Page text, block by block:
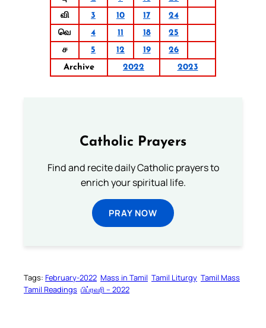
வி
3 10 17
24
வெ
4 11 18
25
ச
5 12 19
26
Archive
2022 2023
Catholic Prayers
Find and recite daily Catholic prayers to
enrich your spiritual life.
PRAY NOW
Tags: February-2022 Mass in Tamil Tamil Liturgy Tamil Mass
Tamil Readings பிப்ரவரி – 2022